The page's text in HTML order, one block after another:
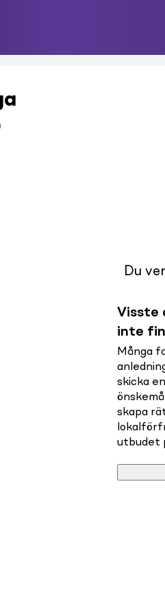
Du
Visste
inte
Många
skicka
skapa
utbudet